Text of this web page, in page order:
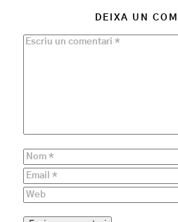
DEIXA UN